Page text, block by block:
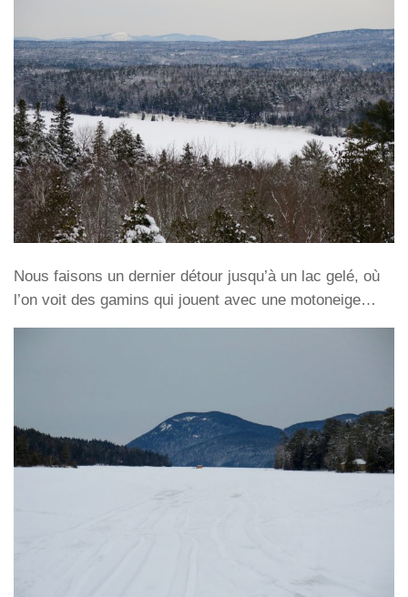
Nous faisons un dernier détour jusqu’à un lac gelé, où
l’on voit des gamins qui jouent avec une motoneige…